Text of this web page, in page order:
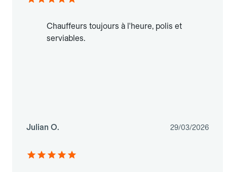
Chauffeurs toujours à l'heure, polis et
serviables.
Julian O. 29/03/2026